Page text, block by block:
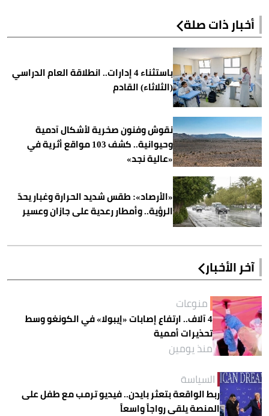
أخبار ذات صلة
باستثناء 4 إدارات.. انطلاقة العام الدراسي
(الثلاثاء) القادم
نقوش وفنون صخرية لأشكال آدمية
وحيوانية.. كشف 103 مواقع أثرية في
«عالية نجد»
«الأرصاد»: طقس شديد الحرارة وغبار يحدّ
الرؤية.. وأمطار رعدية على جازان وعسير
آخر الأخبار
منوعات
4 آلاف.. ارتفاع إصابات «إيبولا» في الكونغو وسط
تحذيرات أممية
منذ يومين
السياسة
ربط الواقعة بتعثر بايدن.. فيديو ترمب مع طفل على
المنصة يلقى رواجاً واسعاً